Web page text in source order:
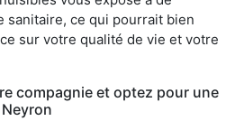
sanitaire, ce qui pourrait bien
sur votre qualité de vie et votre
compagnie et optez pour une